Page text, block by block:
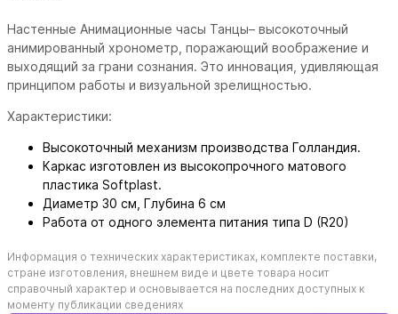
Настенные Анимационные часы Танцы– высокоточный
анимированный хронометр, поражающий воображение и
выходящий за грани сознания. Это инновация, удивляющая
принципом работы и визуальной зрелищностью.
Характеристики:
Высокоточный механизм производства Голландия.
Каркас изготовлен из высокопрочного матового
пластика Softplast.
Диаметр 30 см, Глубина 6 см
Работа от одного элемента питания типа D (R20)
Информация о технических характеристиках, комплекте поставки,
стране изготовления, внешнем виде и цвете товара носит
справочный характер и основывается на последних доступных к
моменту публикации сведениях